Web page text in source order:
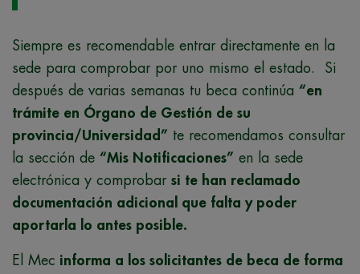
Siempre es recomendable entrar directamente en la
sede para comprobar por uno mismo el estado. Si
después de varias semanas tu beca continúa “en
trámite en Órgano de Gestión de su
provincia/Universidad” te recomendamos consultar
la sección de “Mis Notificaciones” en la sede
electrónica y comprobar si te han reclamado
documentación adicional que falta y poder
aportarla lo antes posible.
El Mec informa a los solicitantes de beca de forma